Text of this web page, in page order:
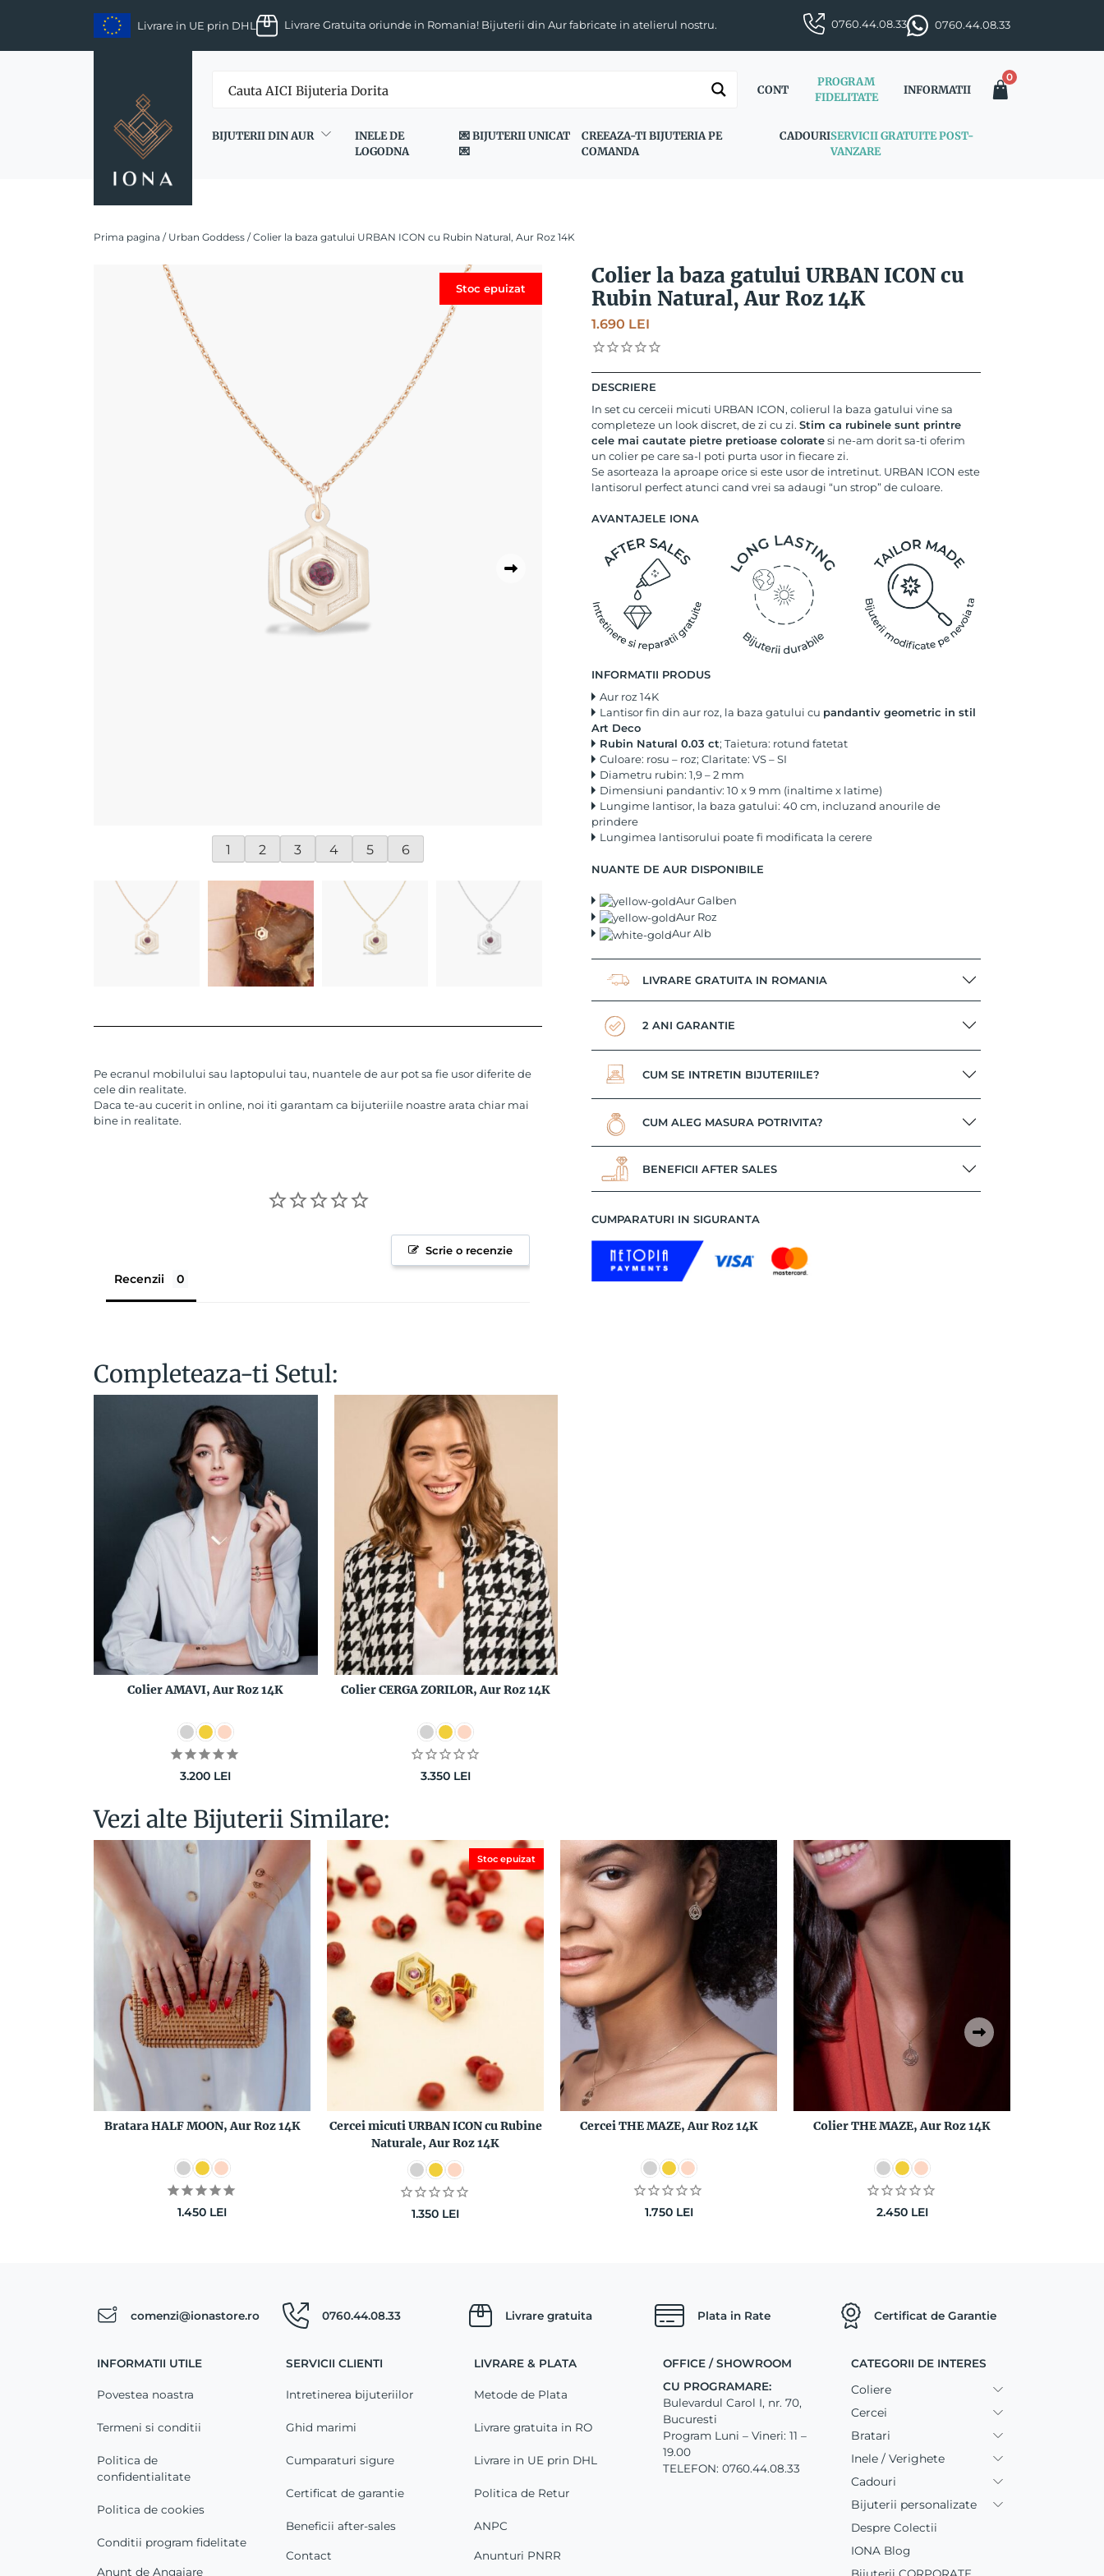
content
Livrare in UE prin DHL Livrare Gratuita oriunde in Romania! Bijuterii din Aur fabricate in atelierul nostru. 0760.44.08.33 0760.44.08.33
CONT
PROGRAM
FIDELITATE
INFORMATII
0
BIJUTERII DIN AUR
INELE DE
LOGODNA
💌 BIJUTERII UNICAT
💌
CREEAZA-TI BIJUTERIA PE
COMANDA
CADOURISERVICII GRATUITE POST-
VANZARE
Prima pagina / Urban Goddess / Colier la baza gatului URBAN ICON cu Rubin Natural, Aur Roz 14K
Stoc epuizat
1 2 3 4 5 6
Pe ecranul mobilului sau laptopului tau, nuantele de aur pot sa fie usor diferite de
cele din realitate.
Daca te-au cucerit in online, noi iti garantam ca bijuteriile noastre arata chiar mai
bine in realitate.
Scrie o recenzie
Recenzii
Colier la baza gatului URBAN ICON cu
Rubin Natural, Aur Roz 14K
1.690 LEI
DESCRIERE
In set cu cerceii micuti URBAN ICON, colierul la baza gatului vine sa
completeze un look discret, de zi cu zi. Stim ca rubinele sunt printre
cele mai cautate pietre pretioase coloratesi ne-am dorit sa-ti oferim
un colier pe care sa-l poti purta usor in fiecare zi.
Se asorteaza la aproape orice si este usor de intretinut. URBAN ICON este
lantisorul perfect atunci cand vrei sa adaugi “un strop” de culoare.
AVANTAJELE IONA
INFORMATII PRODUS
Aur roz 14K
Lantisor fin din aur roz, la baza gatului cu pandantiv geometric in stil
Art Deco
Rubin Natural 0.03 ct; Taietura: rotund fatetat
Culoare: rosu – roz; Claritate: VS – SI
Diametru rubin: 1,9 – 2 mm
Dimensiuni pandantiv: 10 x 9 mm (inaltime x latime)
Lungime lantisor, la baza gatului: 40 cm, incluzand anourile de
prindere
Lungimea lantisorului poate fi modificata la cerere
NUANTE DE AUR DISPONIBILE
Aur Galben
Aur Roz
Aur Alb
LIVRARE GRATUITA IN ROMANIA
2 ANI GARANTIE
CUM SE INTRETIN BIJUTERIILE?
CUM ALEG MASURA POTRIVITA?
BENEFICII AFTER SALES
CUMPARATURI IN SIGURANTA
Completeaza-ti Setul:
Colier AMAVI, Aur Roz 14K
3.200 LEI
Colier CERGA ZORILOR, Aur Roz 14K
3.350 LEI
Vezi alte Bijuterii Similare:
Bratara HALF MOON, Aur Roz 14K
1.450 LEI
Stoc epuizat
Cercei micuti URBAN ICON cu Rubine
Naturale, Aur Roz 14K
1.350 LEI
Cercei THE MAZE, Aur Roz 14K
1.750 LEI
Colier THE MAZE, Aur Roz 14K
2.450 LEI
comenzi@ionastore.ro 0760.44.08.33 Livrare gratuita Plata in Rate Certificat de Garantie
INFORMATII UTILE
Povestea noastra
Termeni si conditii
Politica de
confidentialitate
Politica de cookies
Conditii program fidelitate
Anunt de Angajare
SERVICII CLIENTI
Intretinerea bijuteriilor
Ghid marimi
Cumparaturi sigure
Certificat de garantie
Beneficii after-sales
Contact
LIVRARE & PLATA
Metode de Plata
Livrare gratuita in RO
Livrare in UE prin DHL
Politica de Retur
ANPC
Anunturi PNRR
OFFICE / SHOWROOM
CU PROGRAMARE:
Bulevardul Carol I, nr. 70,
Bucuresti
Program Luni – Vineri: 11 –
19.00
TELEFON: 0760.44.08.33
CATEGORII DE INTERES
Coliere
Cercei
Bratari
Inele / Verighete
Cadouri
Bijuterii personalizate
Despre Colectii
IONA Blog